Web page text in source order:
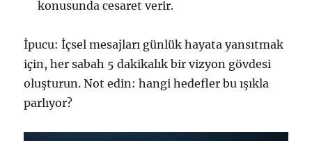
konusunda cesaret verir.
İpucu: İçsel mesajları günlük hayata yansıtmak
için, her sabah 5 dakikalık bir vizyon gövdesi
oluşturun. Not edin: hangi hedefler bu ışıkla
parlıyor?